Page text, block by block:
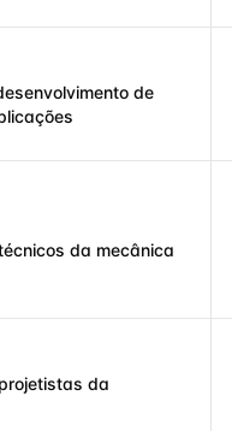
de
da mecânica
da